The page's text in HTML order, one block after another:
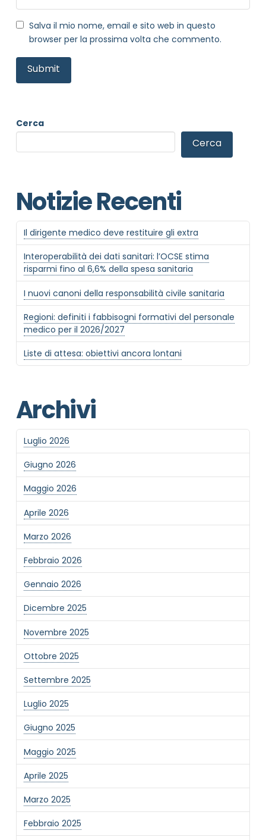
Salva il mio nome, email e sito web in questo
browser per la prossima volta che commento.
Cerca
Cerca
Notizie Recenti
Il dirigente medico deve restituire gli extra
Interoperabilità dei dati sanitari: l’OCSE stima
risparmi fino al 6,6% della spesa sanitaria
I nuovi canoni della responsabilità civile sanitaria
Regioni: definiti i fabbisogni formativi del personale
medico per il 2026/2027
Liste di attesa: obiettivi ancora lontani
Archivi
Luglio 2026
Giugno 2026
Maggio 2026
Aprile 2026
Marzo 2026
Febbraio 2026
Gennaio 2026
Dicembre 2025
Novembre 2025
Ottobre 2025
Settembre 2025
Luglio 2025
Giugno 2025
Maggio 2025
Aprile 2025
Marzo 2025
Febbraio 2025
NOME STRUTTURA*
MAIL REFERENTE*
MOTIVO DEL CONTATTO*